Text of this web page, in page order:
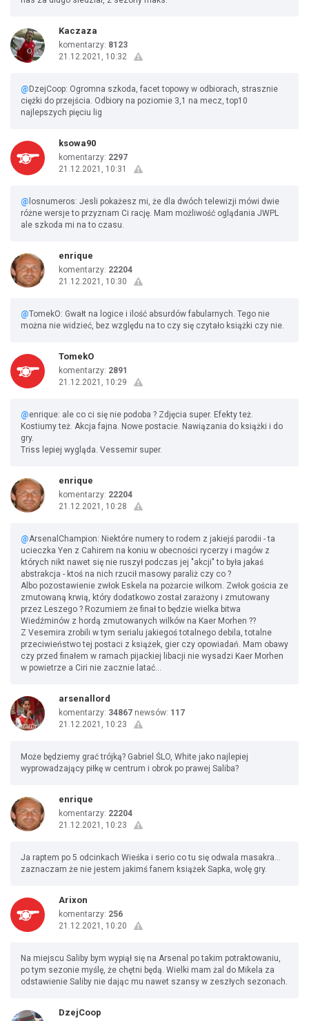
Kaczaza
komentarzy: 8123
21.12.2021, 10:32
@ DzejCoop: Ogromna szkoda, facet topowy w odbiorach, strasznie
ciężki do przejścia. Odbiory na poziomie 3,1 na mecz, top10
najlepszych pięciu lig
ksowa90
komentarzy: 2297
21.12.2021, 10:31
@ losnumeros: Jesli pokażesz mi, że dla dwóch telewizji mówi dwie
różne wersje to przyznam Ci rację. Mam możliwość oglądania JWPL
ale szkoda mi na to czasu.
enrique
komentarzy: 22204
21.12.2021, 10:30
@TomekO: Gwałt na logice i ilość absurdów fabularnych. Tego nie
można nie widzieć, bez względu na to czy się czytało książki czy nie.
TomekO
komentarzy: 2891
21.12.2021, 10:29
@enrique: ale co ci się nie podoba ? Zdjęcia super. Efekty też.
Kostiumy też. Akcja fajna. Nowe postacie. Nawiązania do książki i do
gry.
Triss lepiej wygląda. Vessemir super.
enrique
komentarzy: 22204
21.12.2021, 10:28
@ArsenalChampion: Niektóre numery to rodem z jakiejś parodii - ta
ucieczka Yen z Cahirem na koniu w obecności rycerzy i magów z
których nikt nawet się nie ruszył podczas jej "akcji" to była jakaś
abstrakcja - ktoś na nich rzucił masowy paraliż czy co ?
Albo pozostawienie zwłok Eskela na pożarcie wilkom. Zwłok gościa ze
zmutowaną krwią, który dodatkowo został zarażony i zmutowany
przez Leszego ? Rozumiem że finał to będzie wielka bitwa
Wiedźminów z hordą zmutowanych wilków na Kaer Morhen ??
Z Vesemira zrobili w tym serialu jakiegoś totalnego debila, totalne
przeciwieństwo tej postaci z książek, gier czy opowiadań. Mam obawy
czy przed finałem w ramach pijackiej libacji nie wysadzi Kaer Morhen
w powietrze a Ciri nie zacznie latać...
arsenallord
komentarzy: 34867 newsów: 117
21.12.2021, 10:23
Może będziemy grać trójką? Gabriel ŚLO, White jako najlepiej
wyprowadzający piłkę w centrum i obrok po prawej Saliba?
enrique
komentarzy: 22204
21.12.2021, 10:23
Ja raptem po 5 odcinkach Wieśka i serio co tu się odwala masakra...
zaznaczam że nie jestem jakimś fanem książek Sapka, wolę gry.
Arixon
komentarzy: 256
21.12.2021, 10:20
Na miejscu Saliby bym wypiął się na Arsenal po takim potraktowaniu,
po tym sezonie myślę, że chętni będą. Wielki mam żal do Mikela za
odstawienie Saliby nie dając mu nawet szansy w zeszłych sezonach.
DzejCoop